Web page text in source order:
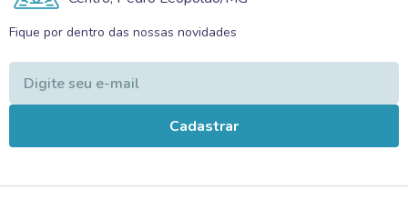
Fique por dentro das nossas novidades
Cadastrar